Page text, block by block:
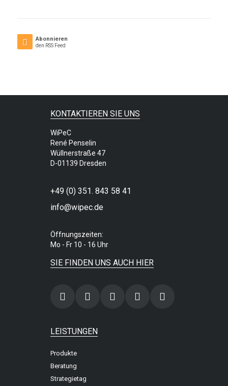
Abonnieren
den RSS Feed
KONTAKTIEREN SIE UNS
WiPeC
René Penselin
Wüllnerstraße 47
D-01139 Dresden
+49 (0) 351. 843 58 41
info@wipec.de
Öffnungszeiten:
Mo - Fr 10 - 16 Uhr
SIE FINDEN UNS AUCH HIER
LEISTUNGEN
Produkte
Beratung
Strategietag